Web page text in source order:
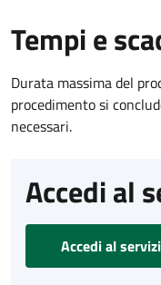
Tempi e
Durata massima del
procedimento si
necessari.
Accedi al
Accedi al